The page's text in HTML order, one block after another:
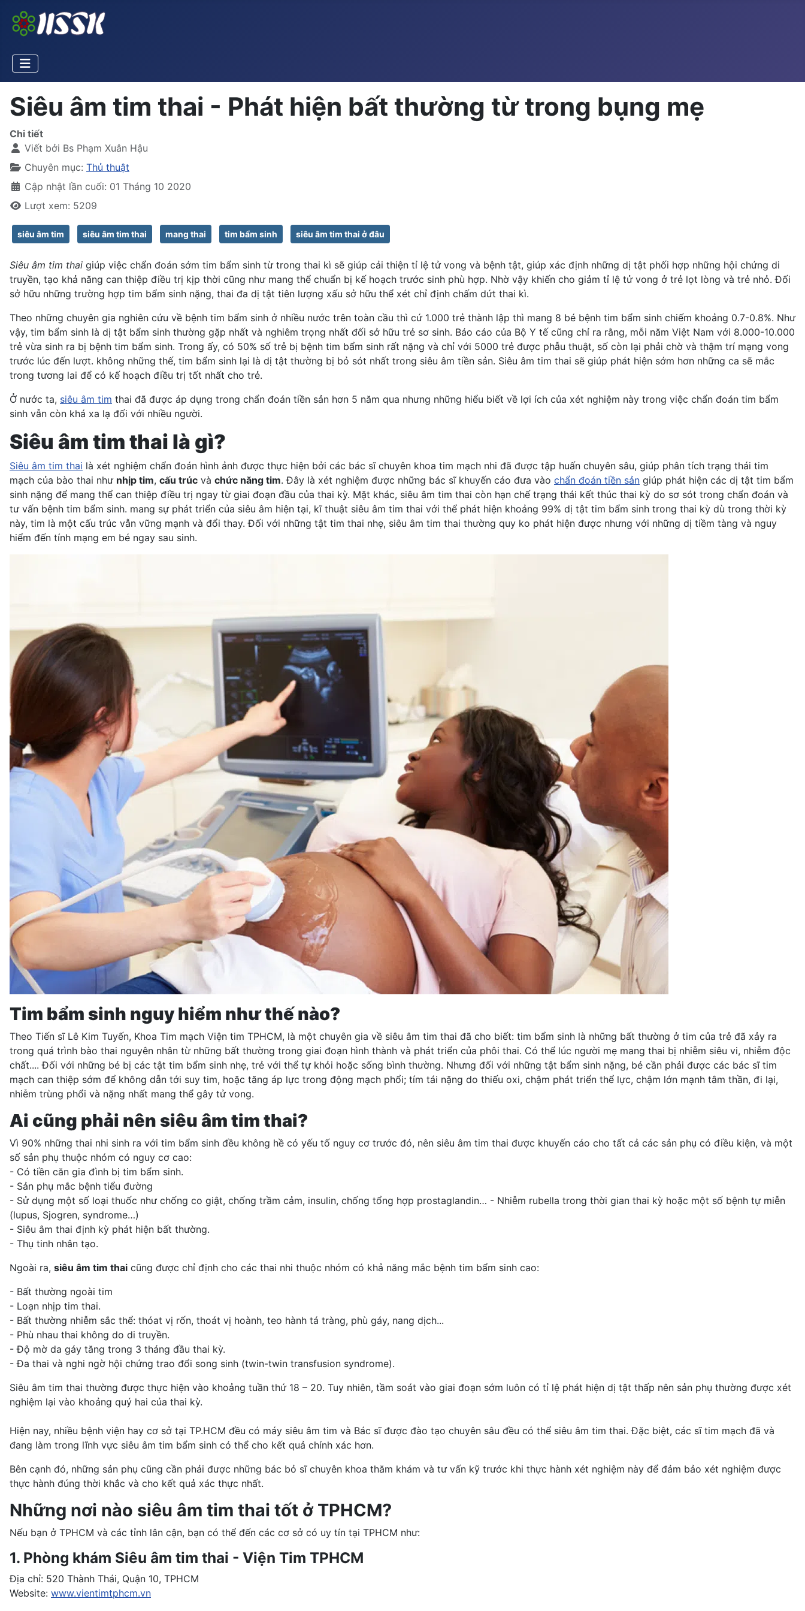
Siêu âm tim thai - Phát hiện bất thường từ trong bụng mẹ
Chi tiết
Viết bởi Bs Phạm Xuân Hậu
Chuyên mục: Thủ thuật
Cập nhật lần cuối: 01 Tháng 10 2020
Lượt xem: 5209
siêu âm tim siêu âm tim thai mang thai tim bẩm sinh siêu âm tim thai ở đâu
Siêu âm tim thai giúp việc chẩn đoán sớm tim bẩm sinh từ trong thai kì sẽ giúp cải thiện tỉ lệ tử vong và bệnh tật, giúp xác định những dị tật phối hợp những hội chứng di
truyền, tạo khả năng can thiệp điều trị kịp thời cũng như mang thể chuẩn bị kế hoạch trước sinh phù hợp. Nhờ vậy khiến cho giảm tỉ lệ tử vong ở trẻ lọt lòng và trẻ nhỏ. Đối
sở hữu những trường hợp tim bẩm sinh nặng, thai đa dị tật tiên lượng xấu sở hữu thể xét chỉ định chấm dứt thai kì.
Theo những chuyên gia nghiên cứu về bệnh tim bẩm sinh ở nhiều nước trên toàn cầu thì cứ 1.000 trẻ thành lập thì mang 8 bé bệnh tim bẩm sinh chiếm khoảng 0.7-0.8%. Như
vậy, tim bẩm sinh là dị tật bẩm sinh thường gặp nhất và nghiêm trọng nhất đối sở hữu trẻ sơ sinh. Báo cáo của Bộ Y tế cũng chỉ ra rằng, mỗi năm Việt Nam với 8.000-10.000
trẻ vừa sinh ra bị bệnh tim bẩm sinh. Trong ấy, có 50% số trẻ bị bệnh tim bẩm sinh rất nặng và chỉ với 5000 trẻ được phẫu thuật, số còn lại phải chờ và thậm trí mạng vong
trước lúc đến lượt. không những thế, tim bẩm sinh lại là dị tật thường bị bỏ sót nhất trong siêu âm tiền sản. Siêu âm tim thai sẽ giúp phát hiện sớm hơn những ca sẽ mắc
trong tương lai để có kế hoạch điều trị tốt nhất cho trẻ.
Ở nước ta, siêu âm tim thai đã được áp dụng trong chẩn đoán tiền sản hơn 5 năm qua nhưng những hiểu biết về lợi ích của xét nghiệm này trong việc chẩn đoán tim bẩm
sinh vẫn còn khá xa lạ đối với nhiều người.
Siêu âm tim thai là gì?
Siêu âm tim thai là xét nghiệm chẩn đoán hình ảnh được thực hiện bởi các bác sĩ chuyên khoa tim mạch nhi đã được tập huấn chuyên sâu, giúp phân tích trạng thái tim
mạch của bào thai như nhịp tim, cấu trúc và chức năng tim. Đây là xét nghiệm được những bác sĩ khuyến cáo đưa vào chẩn đoán tiền sản giúp phát hiện các dị tật tim bẩm
sinh nặng để mang thể can thiệp điều trị ngay từ giai đoạn đầu của thai kỳ. Mặt khác, siêu âm tim thai còn hạn chế trạng thái kết thúc thai kỳ do sơ sót trong chẩn đoán và
tư vấn bệnh tim bẩm sinh. mang sự phát triển của siêu âm hiện tại, kĩ thuật siêu âm tim thai với thể phát hiện khoảng 99% dị tật tim bẩm sinh trong thai kỳ dù trong thời kỳ
này, tim là một cấu trúc vẫn vững mạnh và đổi thay. Đối với những tật tim thai nhẹ, siêu âm tim thai thường quy ko phát hiện được nhưng với những dị tiềm tàng và nguy
hiểm đến tính mạng em bé ngay sau sinh.
Tim bẩm sinh nguy hiểm như thế nào?
Theo Tiến sĩ Lê Kim Tuyến, Khoa Tim mạch Viện tim TPHCM, là một chuyên gia về siêu âm tim thai đã cho biết: tim bẩm sinh là những bất thường ở tim của trẻ đã xảy ra
trong quá trình bào thai nguyên nhân từ những bất thường trong giai đoạn hình thành và phát triển của phôi thai. Có thể lúc người mẹ mang thai bị nhiễm siêu vi, nhiễm độc
chất.... Đối với những bé bị các tật tim bẩm sinh nhẹ, trẻ với thể tự khỏi hoặc sống bình thường. Nhưng đối với những tật bẩm sinh nặng, bé cần phải được các bác sĩ tim
mạch can thiệp sớm để không dẫn tới suy tim, hoặc tăng áp lực trong động mạch phổi; tím tái nặng do thiếu oxi, chậm phát triển thể lực, chậm lớn mạnh tâm thần, đi lại,
nhiễm trùng phổi và nặng nhất mang thể gây tử vong.
Ai cũng phải nên siêu âm tim thai?
Vì 90% những thai nhi sinh ra với tim bẩm sinh đều không hề có yếu tố nguy cơ trước đó, nên siêu âm tim thai được khuyến cáo cho tất cả các sản phụ có điều kiện, và một
số sản phụ thuộc nhóm có nguy cơ cao:
- Có tiền căn gia đình bị tim bẩm sinh.
- Sản phụ mắc bệnh tiểu đường
- Sử dụng một số loại thuốc như chống co giật, chống trầm cảm, insulin, chống tổng hợp prostaglandin… - Nhiễm rubella trong thời gian thai kỳ hoặc một số bệnh tự miễn
(lupus, Sjogren, syndrome…)
- Siêu âm thai định kỳ phát hiện bất thường.
- Thụ tinh nhân tạo.
Ngoài ra, siêu âm tim thai cũng được chỉ định cho các thai nhi thuộc nhóm có khả năng mắc bệnh tim bẩm sinh cao:
- Bất thường ngoài tim
- Loạn nhịp tim thai.
- Bất thường nhiễm sắc thể: thóat vị rốn, thoát vị hoành, teo hành tá tràng, phù gáy, nang dịch...
- Phù nhau thai không do di truyền.
- Độ mờ da gáy tăng trong 3 tháng đầu thai kỳ.
- Đa thai và nghi ngờ hội chứng trao đổi song sinh (twin-twin transfusion syndrome).
Siêu âm tim thai thường được thực hiện vào khoảng tuần thứ 18 – 20. Tuy nhiên, tầm soát vào giai đoạn sớm luôn có tỉ lệ phát hiện dị tật thấp nên sản phụ thường được xét
nghiệm lại vào khoảng quý hai của thai kỳ.
Hiện nay, nhiều bệnh viện hay cơ sở tại TP.HCM đều có máy siêu âm tim và Bác sĩ được đào tạo chuyên sâu đều có thể siêu âm tim thai. Đặc biệt, các sĩ tim mạch đã và
đang làm trong lĩnh vực siêu âm tim bẩm sinh có thể cho kết quả chính xác hơn.
Bên cạnh đó, những sản phụ cũng cần phải được những bác bỏ sĩ chuyên khoa thăm khám và tư vấn kỹ trước khi thực hành xét nghiệm này để đảm bảo xét nghiệm được
thực hành đúng thời khắc và cho kết quả xác thực nhất.
Những nơi nào siêu âm tim thai tốt ở TPHCM?
Nếu bạn ở TPHCM và các tỉnh lân cận, bạn có thể đến các cơ sở có uy tín tại TPHCM như:
1. Phòng khám Siêu âm tim thai - Viện Tim TPHCM
Địa chỉ: 520 Thành Thái, Quận 10, TPHCM
Website: www.vientimtphcm.vn